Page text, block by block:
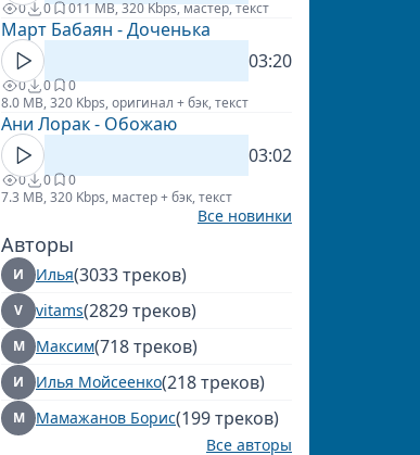
0 0 011 MB, 320 Kbps, мастер, текст
Март Бабаян - Доченька
03:20
0 0
0
8.0 MB, 320 Kbps, оригинал + бэк, текст
Ани Лорак - Обожаю
03:02
0 0
0
7.3 MB, 320 Kbps, мастер + бэк, текст
Все новинки
Авторы
И Илья(3033 треков)
V vitams(2829 треков)
М Максим(718 треков)
И Илья Мойсеенко(218 треков)
М Мамажанов Борис(199 треков)
Все авторы